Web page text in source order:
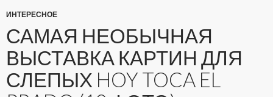
ИНТЕРЕСНОЕ
САМАЯ НЕОБЫЧНАЯ
ВЫСТАВКА КАРТИН ДЛЯ
СЛЕПЫХ HOY TOCA EL